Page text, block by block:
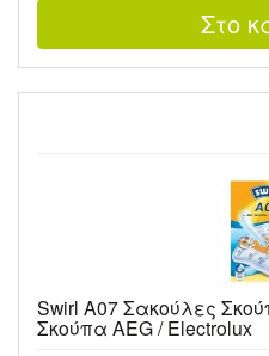
Swirl A07 Σακούλες
Σκούπα AEG / Electrolux